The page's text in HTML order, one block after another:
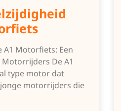
Motorfiets: Een
Motorrijders De A1
type motor dat
motorrijders die